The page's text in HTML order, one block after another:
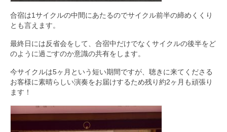
合宿は1サイクルの中間にあたるのでサイクル前半の締めくくり
とも言えます。
最終日には反省会をして、合宿中だけでなくサイクルの後半をど
のように過ごすのか意識の共有をします。
今サイクルは5ヶ月という短い期間ですが、聴きに来てくださる
お客様に素晴らしい演奏をお届けするため残り約2ヶ月も頑張り
ます！